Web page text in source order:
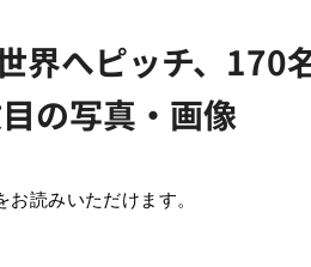
界へピッチ、170
の写真・画像
読みいただけます。